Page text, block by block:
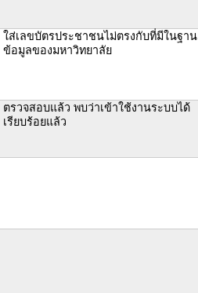
ใส่เลขบัตรประชาชนไม่ตรงกับที่มีในฐาน
ข้อมูลของมหาวิทยาลัย
ตรวจสอบแล้ว พบว่าเข้าใช้งานระบบได้
เรียบร้อยแล้ว